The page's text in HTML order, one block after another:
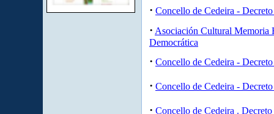
· Concello de Cedeira -
· Asociación Cultural Memoria
Democrática
· Concello de Cedeira -
· Concello de Cedeira -
· Concello de Cedeira .